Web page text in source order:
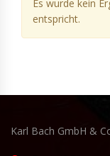
Es wurde kein
entspricht.
Karl Bach GmbH &